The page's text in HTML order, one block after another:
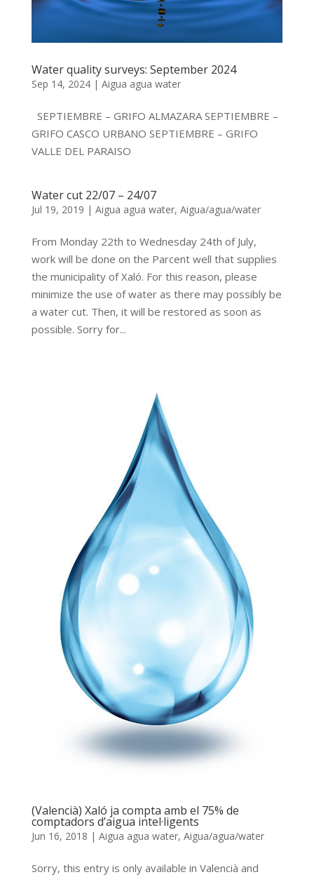
Water quality surveys: September 2024
Sep 14, 2024| Aigua agua water
SEPTIEMBRE – GRIFO ALMAZARA SEPTIEMBRE –
GRIFO CASCO URBANO SEPTIEMBRE – GRIFO
VALLE DEL PARAISO
Water cut 22/07 – 24/07
Jul 19, 2019 | Aigua agua water, Aigua/agua/water
From Monday 22th to Wednesday 24th of July,
work will be done on the Parcent well that supplies
the municipality of Xaló. For this reason, please
minimize the use of water as there may possibly be
a water cut. Then, it will be restored as soon as
possible. Sorry for...
(Valencià) Xaló ja compta amb el 75% de
comptadors d’aigua intel·ligents
Jun 16, 2018 | Aigua agua water, Aigua/agua/water
Sorry, this entry is only available in Valencià and